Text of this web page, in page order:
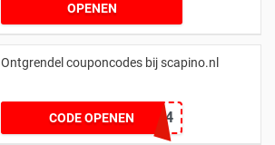
OPENEN
Ontgrendel couponcodes bij scapino.nl
CODE OPENENGCA2024